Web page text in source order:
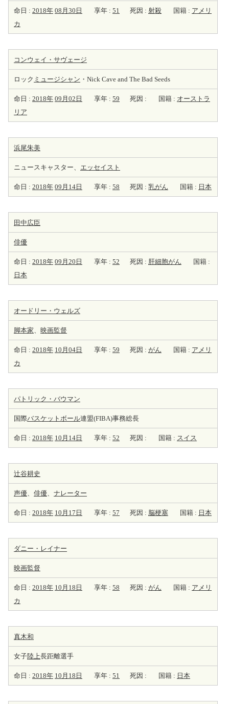
命日 : 2018年 08月30日 享年 : 51 死因 : 射殺 国籍 : アメリ
カ
コンウェイ・サヴェージ
ロック ミュージシャン ・Nick Cave and The Bad Seeds
命日 : 2018年 09月02日 享年 : 59 死因 : 国籍 : オーストラ
リア
浜尾朱美
ニュースキャスター、 エッセイスト
命日 : 2018年 09月14日 享年 : 58 死因 : 乳がん 国籍 : 日本
田中広臣
俳優
命日 : 2018年 09月20日 享年 : 52 死因 : 肝細胞がん
国籍 :
日本
オードリー・ウェルズ
脚本家、 映画監督
命日 : 2018年 10月04日 享年 : 59 死因 : がん 国籍 : アメリ
カ
パトリック・バウマン
国際バスケットボール連盟(FIBA)事務総長
命日 : 2018年 10月14日 享年 : 52 死因 : 国籍 : スイス
辻谷耕史
声優、 俳優、 ナレーター
命日 : 2018年 10月17日 享年 : 57 死因 : 脳梗塞 国籍 : 日本
ダニー・レイナー
映画監督
命日 : 2018年 10月18日 享年 : 58 死因 : がん 国籍 : アメリ
カ
真木和
女子陸上長距離選手
命日 : 2018年 10月18日 享年 : 51 死因 : 国籍 : 日本